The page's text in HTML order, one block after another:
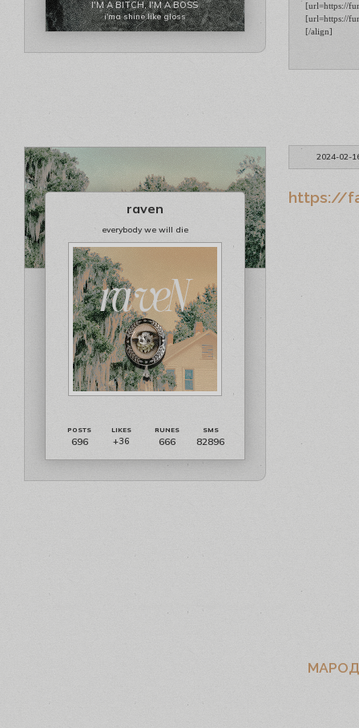
I'M A BITCH, I'M A BOSS
i'ma shine like gloss
[url=https://
[url=https://
[/align]
2024-02-
raven
everybody we will die
696 +36 666 82896
https://